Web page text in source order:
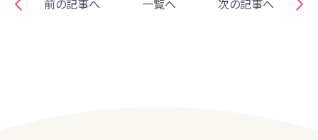
前の記事へ 一覧へ 次の記事へ